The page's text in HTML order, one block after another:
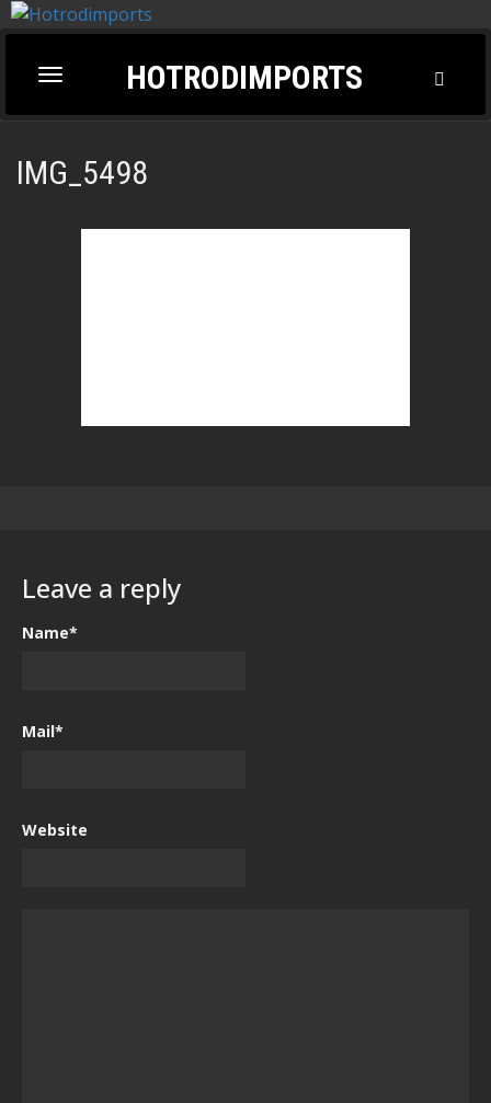
Toggle
navigation
HOTRODIMPORTS
IMG_5498
Leave a reply
Name*
Mail*
Website